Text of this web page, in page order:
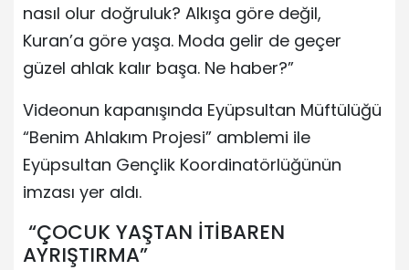
nasıl olur doğruluk? Alkışa göre değil,
Kuran’a göre yaşa. Moda gelir de geçer
güzel ahlak kalır başa. Ne haber?”
Videonun kapanışında Eyüpsultan Müftülüğü
“Benim Ahlakım Projesi” amblemi ile
Eyüpsultan Gençlik Koordinatörlüğünün
imzası yer aldı.
“ÇOCUK YAŞTAN İTİBAREN
AYRIŞTIRMA”